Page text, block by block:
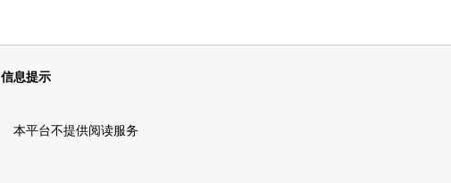
信息提示
本平台不提供阅读服务